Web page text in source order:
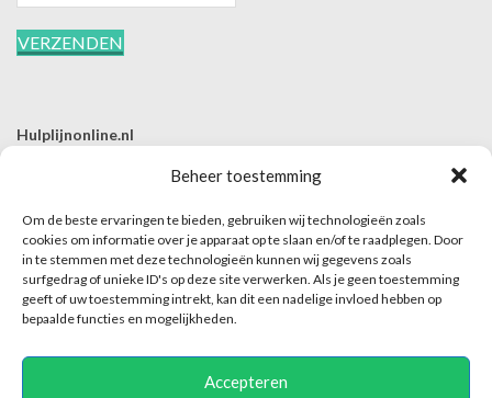
Beheer toestemming
Om de beste ervaringen te bieden, gebruiken wij technologieën zoals
cookies om informatie over je apparaat op te slaan en/of te raadplegen. Door
in te stemmen met deze technologieën kunnen wij gegevens zoals
surfgedrag of unieke ID's op deze site verwerken. Als je geen toestemming
geeft of uw toestemming intrekt, kan dit een nadelige invloed hebben op
bepaalde functies en mogelijkheden.
Accepteren
Hulplijnonline.nl
E | info@hulplijnonline.nl
Contactformulier
Over Hulplijnonline.nl
Het team van Hulplijnonline.nl